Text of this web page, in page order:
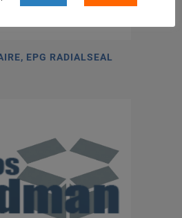
EPG RADIALSEAL